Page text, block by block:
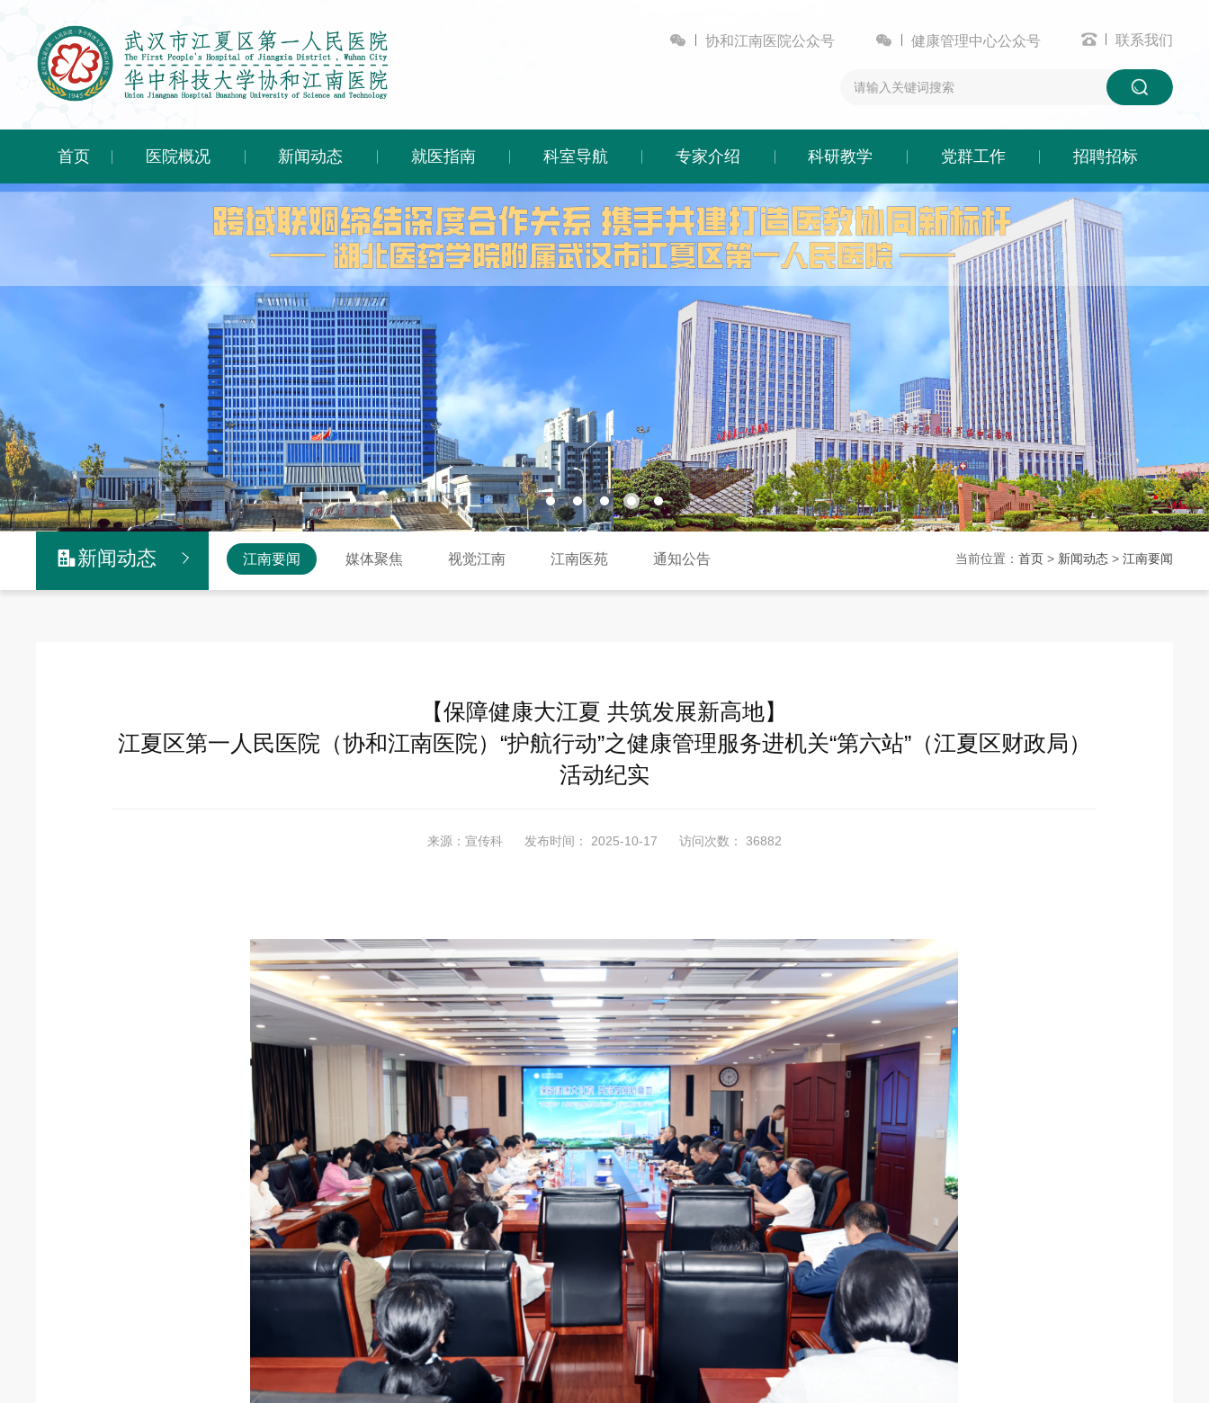
 协和江南医院公众号  健康管理中心公众号  联系我们
首页 医院概况 新闻动态 就医指南 科室导航 专家介绍 科研教学 党群工作 招聘招标
新闻动态 江南要闻 媒体聚焦 视觉江南 江南医苑 通知公告 当前位置： 首页> 新闻动态> 江南要闻
【保障健康大江夏 共筑发展新高地】
江夏区第一人民医院（协和江南医院）“护航行动”之健康管理服务进机关“第六站”（江夏区财政局）
活动纪实
来源：宣传科 发布时间： 2025-10-17 访问次数： 36882